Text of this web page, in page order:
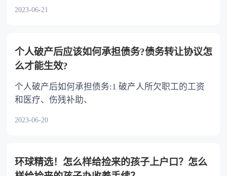
2023-06-21
个人破产后应该如何承担债务?债务转让协议怎
么才能生效?
个人破产后如何承担债务:1 破产人所欠职工的工资
和医疗、伤残补助、
2023-06-20
环球精选！怎么样给捡来的孩子上户口？怎么